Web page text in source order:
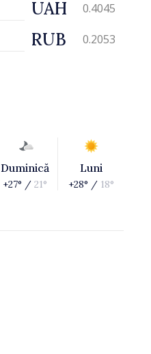
UAH 0.4045
RUB 0.2053
Duminică
+27° / 21°
Luni
+28° / 18°